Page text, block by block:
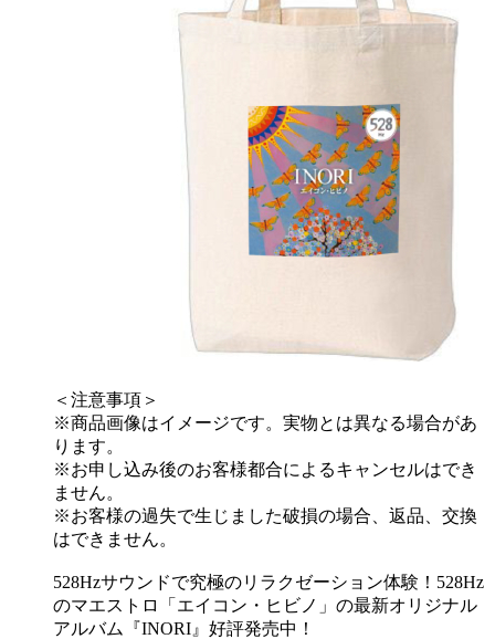
＜注意事項＞
※商品画像はイメージです。実物とは異なる場合があ
ります。
※お申し込み後のお客様都合によるキャンセルはでき
ません。
※お客様の過失で生じました破損の場合、返品、交換
はできません。
528Hzサウンドで究極のリラクゼーション体験！528Hz
のマエストロ「エイコン・ヒビノ」の最新オリジナル
アルバム『INORI』好評発売中！